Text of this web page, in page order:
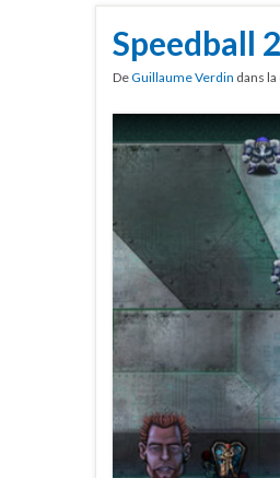
Speedball
DeGuillaume Verdin dans